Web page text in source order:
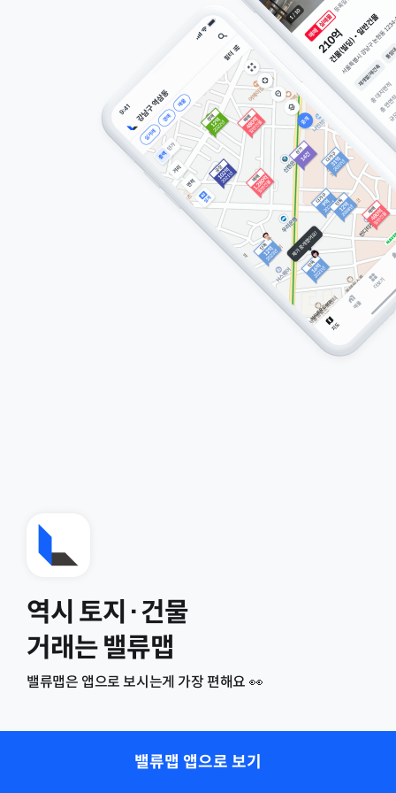
역시 토지·건물
거래는 밸류맵
밸류맵은 앱으로 보시는게 가장 편해요 👀
밸류맵 앱으로 보기